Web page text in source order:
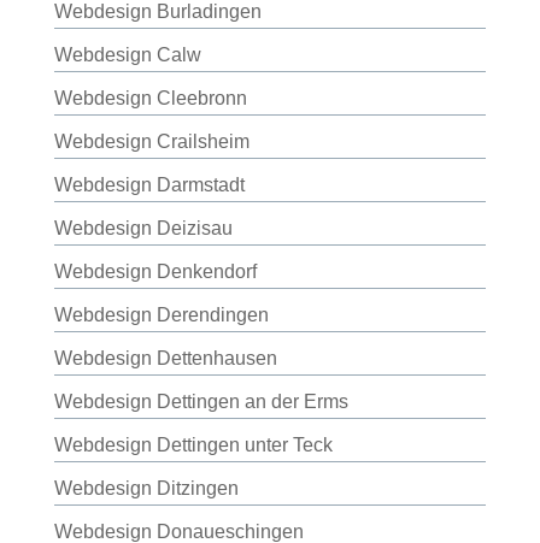
Webdesign Burladingen
Webdesign Calw
Webdesign Cleebronn
Webdesign Crailsheim
Webdesign Darmstadt
Webdesign Deizisau
Webdesign Denkendorf
Webdesign Derendingen
Webdesign Dettenhausen
Webdesign Dettingen an der Erms
Webdesign Dettingen unter Teck
Webdesign Ditzingen
Webdesign Donaueschingen